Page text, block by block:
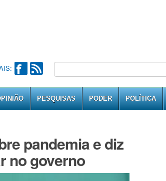
PESQUISAS PODER POLÍTICA
pandemia e diz
no governo